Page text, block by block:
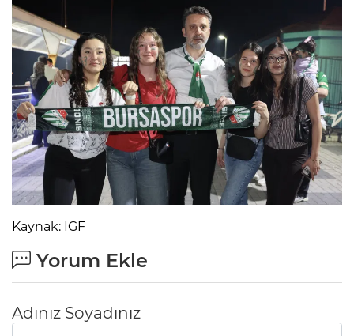
Kaynak: IGF
Yorum Ekle
Adınız Soyadınız